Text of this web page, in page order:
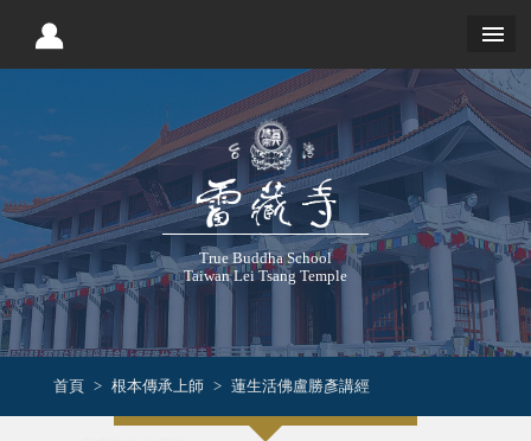
True Buddha School
Taiwan Lei Tsang Temple
首頁 根本傳承上師 蓮生活佛盧勝彥講經